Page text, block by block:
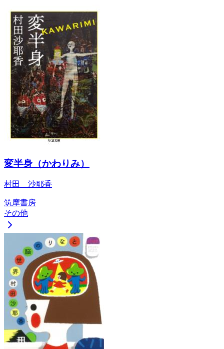
変半身（かわりみ）
村田 沙耶香
筑摩書房
その他